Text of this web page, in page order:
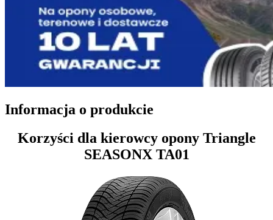
Informacja o produkcie
Korzyści dla kierowcy opony Triangle
SEASONX TA01